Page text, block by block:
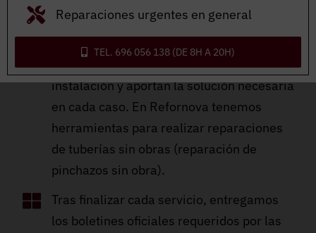
También solucionan cualquier problema
que se presente al respecto.
Identifican averías o fugas en la
instalación y aportan la solución necesaria
en cada caso. En Refornova tenemos
herramientas para realizar reparaciones
de tuberías sin obras (reparación de
pinchazos sin obra).
Tras finalizar cada servicio, entregamos
los boletines oficiales requeridos por las
Reparaciones urgentes en general
TEL. 696 056 138 (DE 8H A 20H)